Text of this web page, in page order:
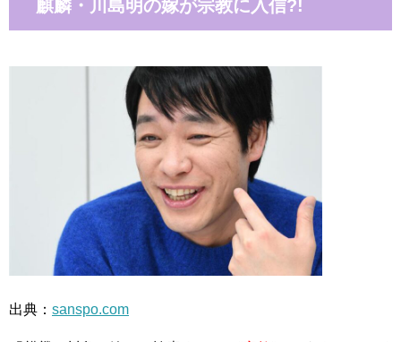
麒麟・川島明の嫁が宗教に入信?!
出典： sanspo.com